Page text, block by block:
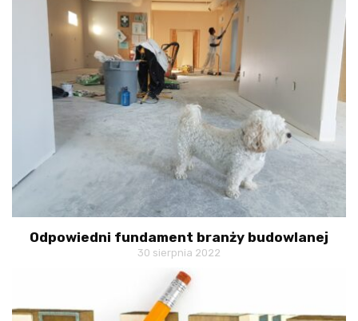
Odpowiedni fundament branży budowlanej
30 sierpnia 2022